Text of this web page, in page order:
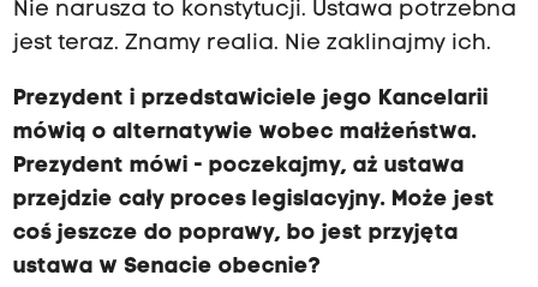
Nie narusza to konstytucji. Ustawa potrzebna
jest teraz. Znamy realia. Nie zaklinajmy ich.
Prezydent i przedstawiciele jego Kancelarii
mówią o alternatywie wobec małżeństwa.
Prezydent mówi - poczekajmy, aż ustawa
przejdzie cały proces legislacyjny. Może jest
coś jeszcze do poprawy, bo jest przyjęta
ustawa w Senacie obecnie?